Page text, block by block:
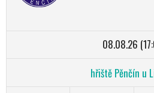
08.08.26
hřiště Pěnčín u